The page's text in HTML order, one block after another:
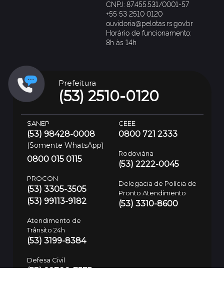
CNPJ: 87.455.531/0001-57
+55 53 2510 0120
ouvidoria@pelotas.rs.gov.br
Horário de funcionamento:
8h às 14h
Prefeitura
(53) 2510-0120
SANEP
(53) 98428-0008
(Somente WhatsApp)
0800 015 0115
PROCON
(53) 3305-3505
(53) 99113-9182
Atendimento de
Trânsito 24h
(53) 3199-8384
Defesa Civil
(53) 99700-7575
CEEE
0800 721 2333
Rodoviária
(53) 2222-0045
Delegacia de Polícia de
Pronto Atendimento
(53) 3310-8600